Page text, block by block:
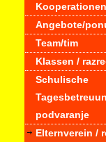
Kooperationen
Angebote/
Team/tim
Klassen /
Schulische
podvaranje
Elternverein /